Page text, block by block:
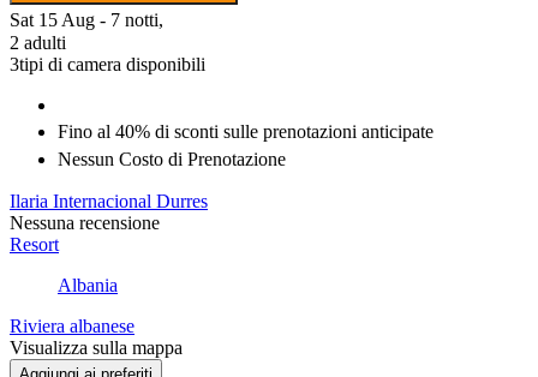
Sat 15 Aug - 7 notti,
2 adulti
3tipi di camera disponibili
Fino al 40% di sconti sulle prenotazioni anticipate
Nessun Costo di Prenotazione
Ilaria Internacional Durres
Nessuna recensione
Resort
Albania
Riviera albanese
Visualizza sulla mappa